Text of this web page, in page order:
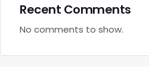
Recent Comments
No comments to show.